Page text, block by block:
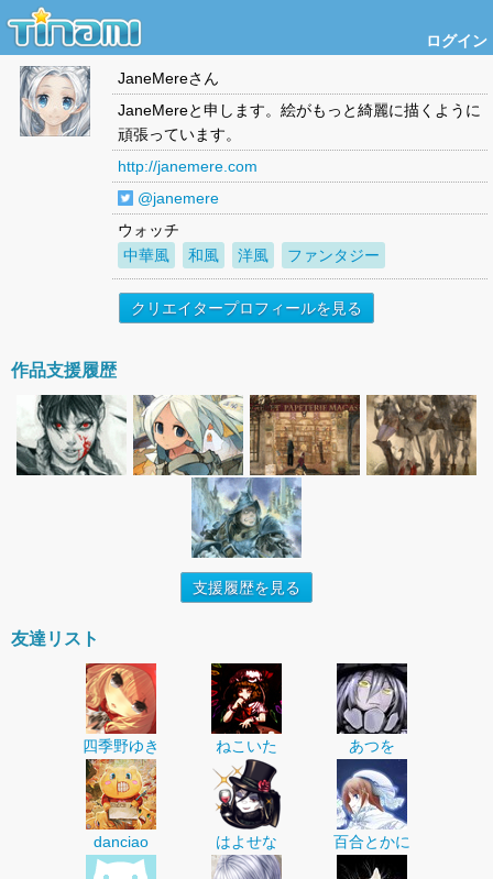
ログイン
JaneMereさん
JaneMereと申します。絵がもっと綺麗に描くように
頑張っています。
http://janemere.com
@janemere
ウォッチ
中華風
和風 洋風 ファンタジー
クリエイタープロフィールを見る
作品支援履歴
支援履歴を見る
友達リスト
四季野ゆき ねこいた あつを
danciao はよせな 百合とかに